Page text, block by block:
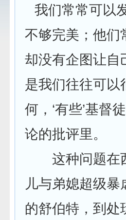
我们常常可以
不够完美；他们
却没有企图让自
是我们往往可以
何，‘有些’基督
论的批评里。
这种问题在西
儿与弟媳超级
的舒伯特，到处